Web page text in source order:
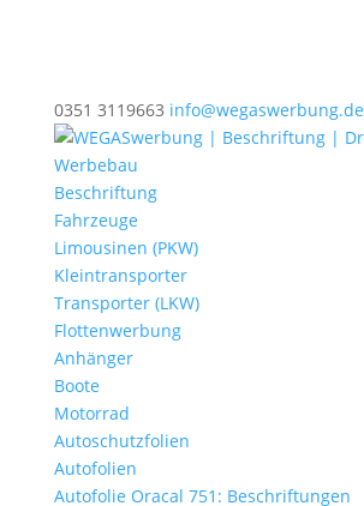
0351 3119663 info@wegaswerbung.de
Beschriftung
Fahrzeuge
Limousinen (PKW)
Kleintransporter
Transporter (LKW)
Flottenwerbung
Anhänger
Boote
Motorrad
Autoschutzfolien
Autofolien
Autofolie Oracal 751: Beschriftungen